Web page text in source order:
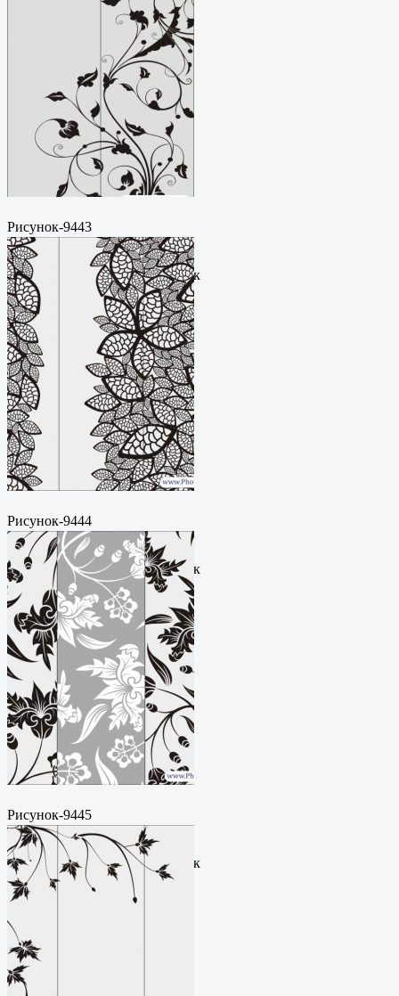
Рисунок-9443
Пескоструйный
рисунокФормат: cdrЦена: 200
руб.Метки: векторный рисунок
Рисунок-9444
Пескоструйный
рисунокФормат: cdrЦена: 200
руб.Метки: векторный рисунок
Рисунок-9445
Пескоструйный
рисунокФормат: cdrЦена: 200
руб.Метки: векторный рисунок